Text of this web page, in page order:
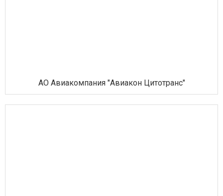
АО Авиакомпания "Авиакон Цитотранс"